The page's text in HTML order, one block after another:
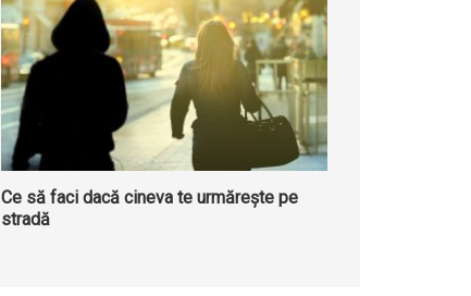
Ce să faci dacă cineva te urmărește pe
stradă